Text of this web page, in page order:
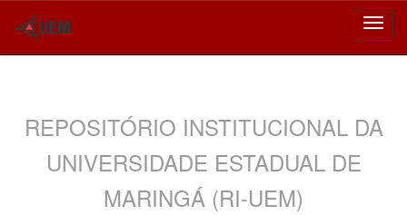
REPOSITÓRIO INSTITUCIONAL DA
UNIVERSIDADE ESTADUAL DE
MARINGÁ (RI-UEM)